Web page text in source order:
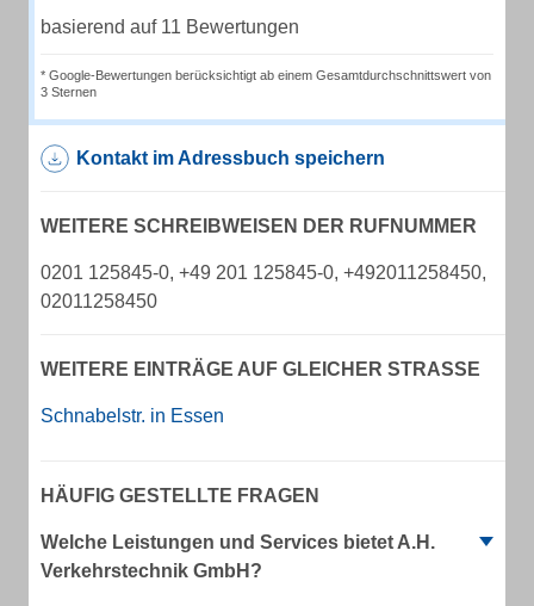
basierend auf 11 Bewertungen
* Google-Bewertungen berücksichtigt ab einem Gesamtdurchschnittswert von
3 Sternen
Kontakt im Adressbuch speichern
WEITERE SCHREIBWEISEN DER RUFNUMMER
0201 125845-0, +49 201 125845-0, +492011258450,
02011258450
WEITERE EINTRÄGE AUF GLEICHER STRASSE
Schnabelstr. in Essen
HÄUFIG GESTELLTE FRAGEN
Welche Leistungen und Services bietet A.H.
Verkehrstechnik GmbH?